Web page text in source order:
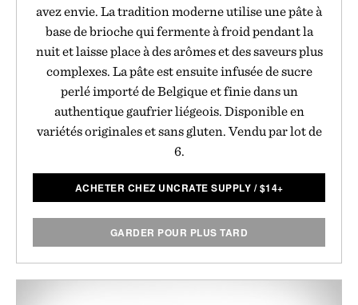
avez envie. La tradition moderne utilise une pâte à
base de brioche qui fermente à froid pendant la
nuit et laisse place à des arômes et des saveurs plus
complexes. La pâte est ensuite infusée de sucre
perlé importé de Belgique et finie dans un
authentique gaufrier liégeois. Disponible en
variétés originales et sans gluten. Vendu par lot de
6.
ACHETER CHEZ UNCRATE SUPPLY /$14+
GARDER POUR PLUS TARD